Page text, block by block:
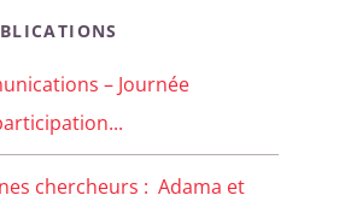
– Journée
chercheurs : Adama et